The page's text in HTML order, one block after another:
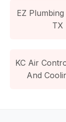
EZ
TX
KC Air
And